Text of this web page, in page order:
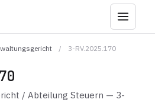
/ 3-RV.2025.170
/ Abteilung Steuern — 3-